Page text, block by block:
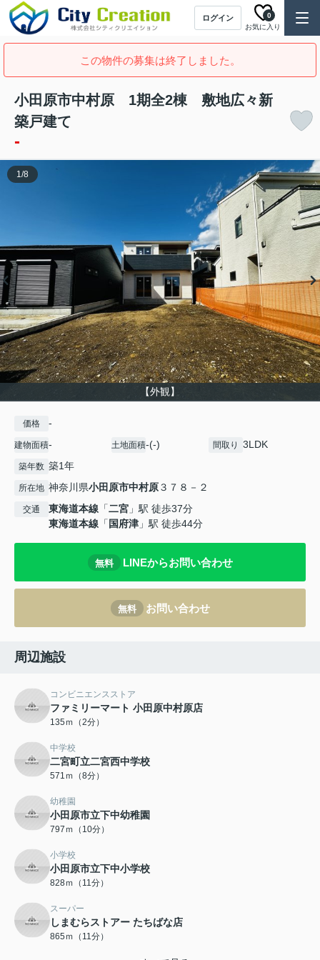
ログイン
お気に入り
0
この物件の募集は終了しました。
小田原市中村原 1期全2棟 敷地広々新
築戸建て
-
【外観】
1/8
価格 -
建物面積- 土地面積-(-) 間取り 3LDK
築年数 築1年
所在地 神奈川県小田原市中村原３７８－２
交通 東海道本線 「二宮 」駅 徒歩37分
東海道本線 「 国府津 」駅 徒歩44分
無料 LINEからお問い合わせ
無料 お問い合わせ
周辺施設
コンビニエンスストア
ファミリーマート 小田原中村原店
135ｍ（2分）
中学校
二宮町立二宮西中学校
571ｍ（8分）
幼稚園
小田原市立下中幼稚園
797ｍ（10分）
小学校
小田原市立下中小学校
828ｍ（11分）
スーパー
しまむらストアー たちばな店
865ｍ（11分）